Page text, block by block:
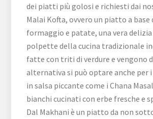
dei piatti più golosi e richiesti dai
Malai Kofta, ovvero un piatto a
formaggio e patate, una vera delizia
polpette della cucina tradizionale
fatte con triti di verdure e vengono
alternativa si può optare anche per
in salsa piccante come i Chana
bianchi cucinati con erbe fresche e
Dal Makhani è un piatto da non